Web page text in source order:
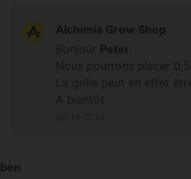
Alchimia Grow Shop
Peter
ben